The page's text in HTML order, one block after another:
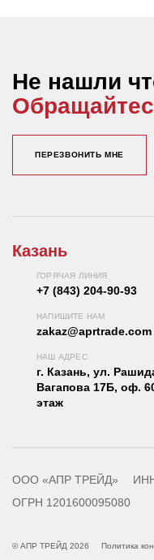
Не нашли
ПЕРЕЗВОНИТЬ МНЕ
Казань
ГОРЯЧАЯ ЛИНИЯ
+7 (843) 204-90-93
НАПИШИТЕ НАМ
zakaz@aprtrade.com
НАШ АДРЕС
г. Казань, ул.
Вагапова 17Б, оф.
этаж
ООО «АПР ТРЕЙД»
ОГРН 1201600095080
© АПР ТРЕЙД 2026 Политика